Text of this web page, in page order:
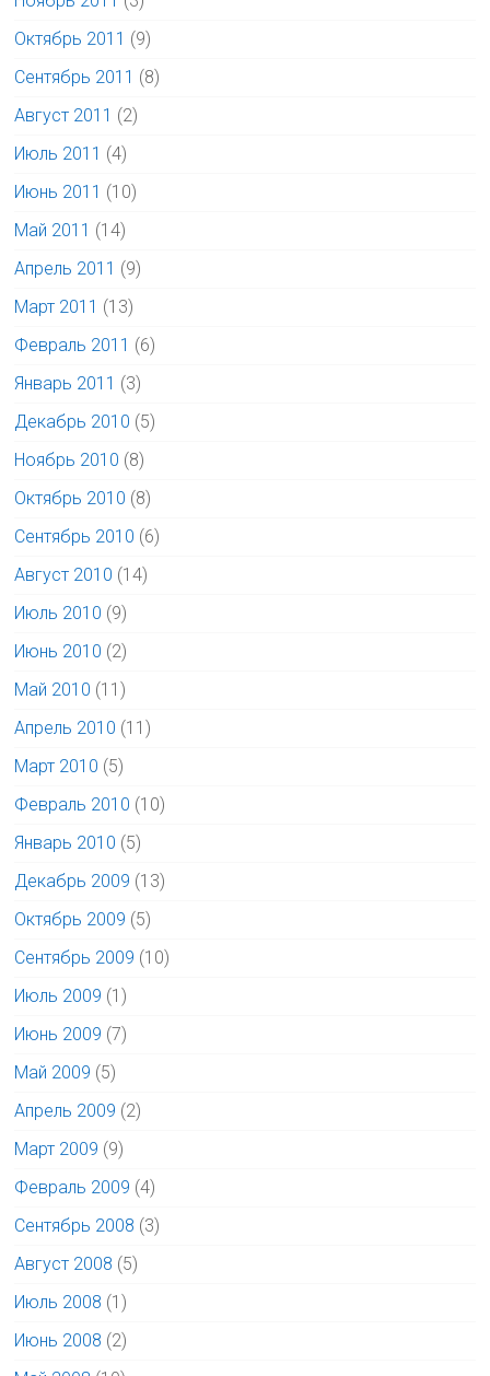
Октябрь 2011 (9)
Сентябрь 2011 (8)
Август 2011 (2)
Июль 2011 (4)
Июнь 2011 (10)
Май 2011 (14)
Апрель 2011 (9)
Март 2011 (13)
Февраль 2011 (6)
Январь 2011 (3)
Декабрь 2010 (5)
Ноябрь 2010 (8)
Октябрь 2010 (8)
Сентябрь 2010 (6)
Август 2010 (14)
Июль 2010 (9)
Июнь 2010 (2)
Май 2010 (11)
Апрель 2010 (11)
Март 2010 (5)
Февраль 2010 (10)
Январь 2010 (5)
Декабрь 2009 (13)
Октябрь 2009 (5)
Сентябрь 2009 (10)
Июль 2009 (1)
Июнь 2009 (7)
Май 2009 (5)
Апрель 2009 (2)
Март 2009 (9)
Февраль 2009 (4)
Сентябрь 2008 (3)
Август 2008 (5)
Июль 2008 (1)
Июнь 2008 (2)